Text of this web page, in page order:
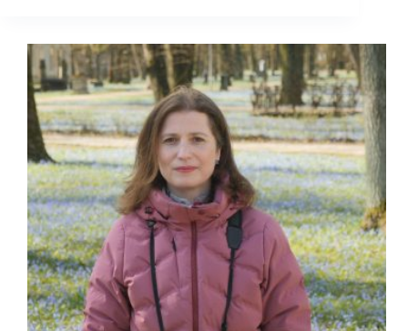
valsts
mežos